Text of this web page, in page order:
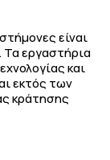
είναι
εργαστήρια
και
εκτός των
κράτησης